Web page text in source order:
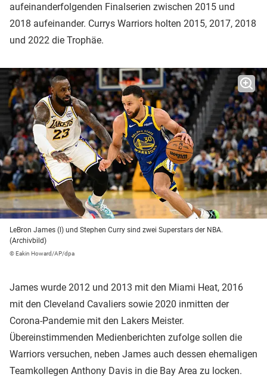
aufeinanderfolgenden Finalserien zwischen 2015 und
2018 aufeinander. Currys Warriors holten 2015, 2017, 2018
und 2022 die Trophäe.
LeBron James (l) und Stephen Curry sind zwei Superstars der NBA.
(Archivbild)
© Eakin Howard/AP/dpa
James wurde 2012 und 2013 mit den Miami Heat, 2016
mit den Cleveland Cavaliers sowie 2020 inmitten der
Corona-Pandemie mit den Lakers Meister.
Übereinstimmenden Medienberichten zufolge sollen die
Warriors versuchen, neben James auch dessen ehemaligen
Teamkollegen Anthony Davis in die Bay Area zu locken.